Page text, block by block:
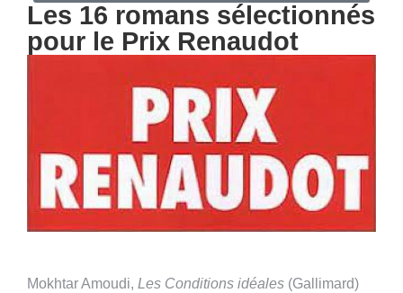
Les 16 romans sélectionnés
pour le Prix Renaudot
Mokhtar Amoudi, Les Conditions idéales (Gallimard)